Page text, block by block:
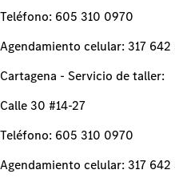
Teléfono: 605 310 0970
Agendamiento celular: 317
Cartagena - Servicio de taller:
Calle 30 #14-27
Teléfono: 605 310 0970
Agendamiento celular: 317